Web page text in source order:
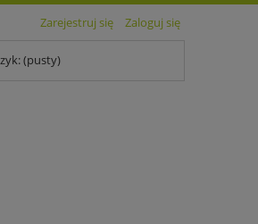
Zarejestruj się Zaloguj się
(pusty)